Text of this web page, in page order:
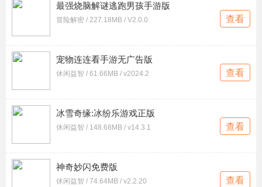
最强烧脑解谜逃跑男孩手游版
冒险解密 / 227.18MB / V2.0.0 查看
宠物连连看手游无广告版
休闲益智 / 61.66MB / v2024.2 查看
冰雪奇缘:冰纷乐游戏正版
休闲益智 / 148.68MB / v14.3.1 查看
神奇妙闪免费版
休闲益智 / 74.64MB / v2.2.20 查看